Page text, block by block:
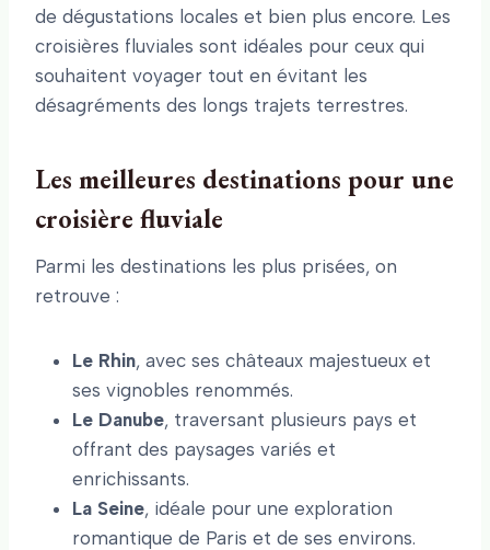
de dégustations locales et bien plus encore. Les
croisières fluviales sont idéales pour ceux qui
souhaitent voyager tout en évitant les
désagréments des longs trajets terrestres.
Les meilleures destinations pour une
croisière fluviale
Parmi les destinations les plus prisées, on
retrouve :
Le Rhin, avec ses châteaux majestueux et
ses vignobles renommés.
Le Danube, traversant plusieurs pays et
offrant des paysages variés et
enrichissants.
La Seine, idéale pour une exploration
romantique de Paris et de ses environs.